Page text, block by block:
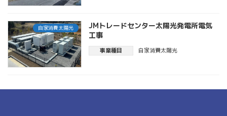
自家消費太陽光
JMトレードセンター太陽光発電所電気
工事
事業種目 自家消費太陽光